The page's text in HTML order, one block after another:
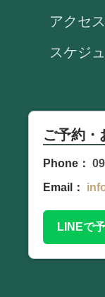
アクセス
スケジ
ご予約・
Phone：
Email：
LINEで